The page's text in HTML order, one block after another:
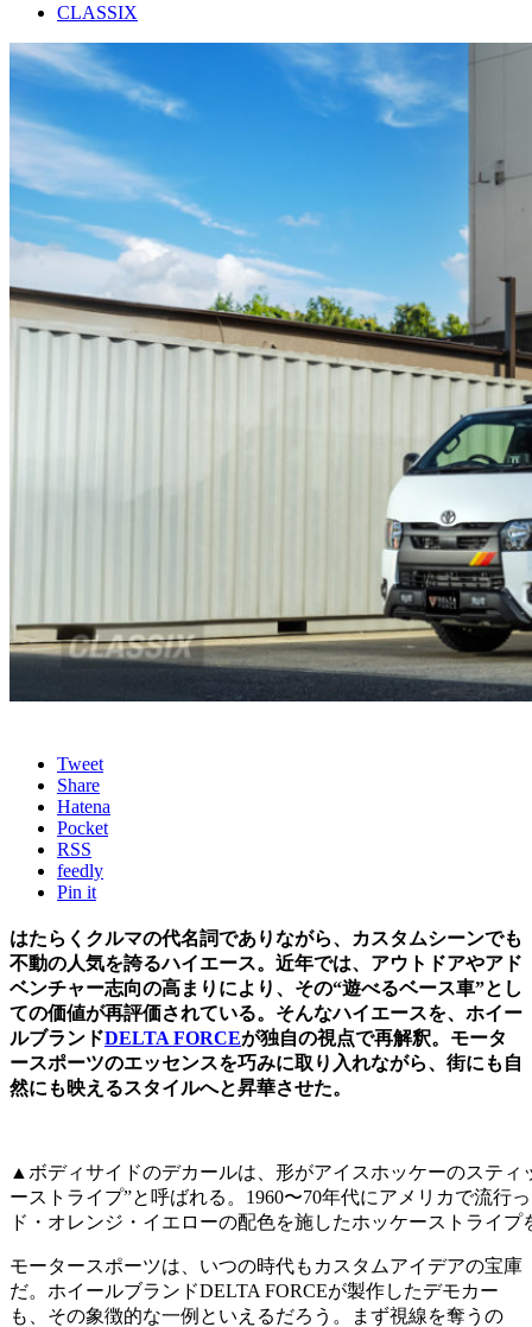
CLASSIX
Tweet
Share
Hatena
Pocket
RSS
feedly
Pin it
はたらくクルマの代名詞でありながら、カスタムシーンでも
不動の人気を誇るハイエース。近年では、アウトドアやアド
ベンチャー志向の高まりにより、その“遊べるベース車”とし
ての価値が再評価されている。そんなハイエースを、ホイー
ルブランドDELTA FORCEが独自の視点で再解釈。モータ
ースポーツのエッセンスを巧みに取り入れながら、街にも自
然にも映えるスタイルへと昇華させた。
▲ボディサイドのデカールは、形がアイスホッケーのステ
ーストライプ”と呼ばれる。1960〜70年代にアメリカで流行
ド・オレンジ・イエローの配色を施したホッケーストライ
モータースポーツは、いつの時代もカスタムアイデアの宝庫
だ。ホイールブランドDELTA FORCEが製作したデモカー
も、その象徴的な一例といえるだろう。まず視線を奪うの